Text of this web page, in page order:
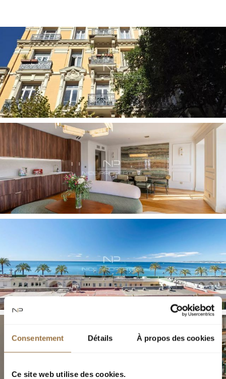
Consentement Détails À propos des cookies
Ce site web utilise des cookies.